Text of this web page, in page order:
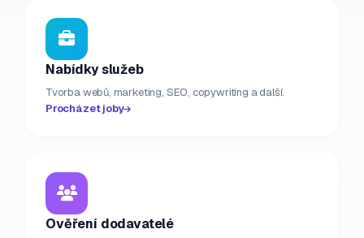
Nabídky služeb
Tvorba webů, marketing, SEO, copywriting a další.
Procházet joby
Ověření dodavatelé